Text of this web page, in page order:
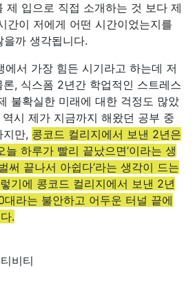
제 입으로 직접 소개하는 것 보다 제
간이 저에게 어떤 시간이었는지를
까 생각됩니다.
서 가장 힘든 시기라고 하는데 저
, 식스폼 2년간 학업적인 스트레스
불확실한 미래에 대한 걱정도 많았
시 제가 지금까지 해왔던 공부 중
만, 콩코드 컬리지에서 보낸 2년은
늘 하루가 빨리 끝났으면’이라는 생
써 끝나서 아쉽다’라는 생각이 드는
기에 콩코드 컬리지에서 보낸 2년
대라는 불안하고 어두운 터널 끝에
.
비티